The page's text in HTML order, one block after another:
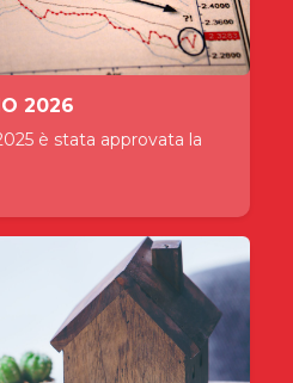
2026
è stata approvata la